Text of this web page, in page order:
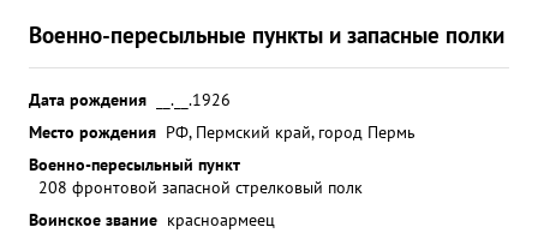
Военно-пересыльные пункты и запасные полки
Дата рождения
__.__.1926
Место рождения РФ, Пермский край, город Пермь
Военно-пересыльный пункт
208 фронтовой запасной стрелковый полк
Воинское звание красноармеец